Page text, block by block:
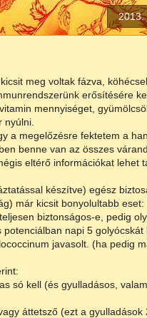
2013.
meg voltak fázva,
erősítésére
mennyiséget,
a megelőzésre fektetem a
benne van az összes
eltérő információkat lehet
készítve) egész
már kicsit bonyolultabb eset:
biztonságos-e, pedig
napi 5 golyócskát
javasolt. (ha pedig
só kell (és gyulladásos,
áttetsző (ezt a gyulladások